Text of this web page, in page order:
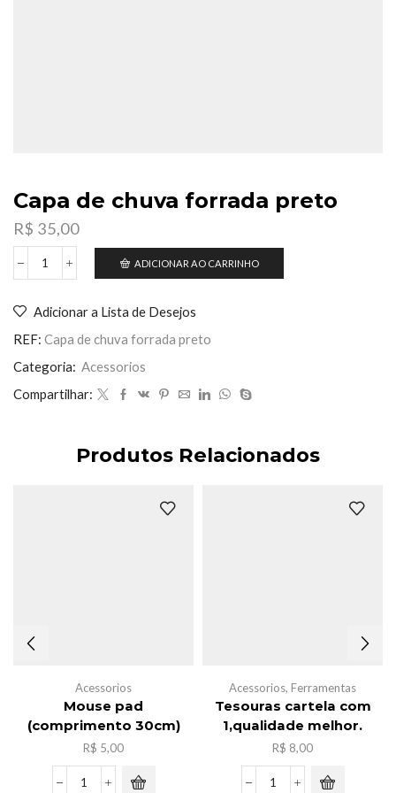
Capa de chuva forrada preto
R$ 35,00
Capa
forrada
preto
quantidade
ADICIONAR AO CARRINHO
Adicionar a Lista de Desejos
REF: Capa de chuva forrada preto
Categoria: Acessorios
Compartilhar:
Produtos Relacionados
Acessorios
Mouse pad
(comprimento 30cm)
R$ 5,00
Mouse
Acessorios, Ferramentas
Tesouras cartela com
1,qualidade melhor.
R$ 8,00
Tesouras